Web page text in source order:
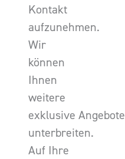
Kontakt
aufzunehmen.
Wir
können
Ihnen
weitere
exklusive Angebote
unterbreiten.
Auf Ihre